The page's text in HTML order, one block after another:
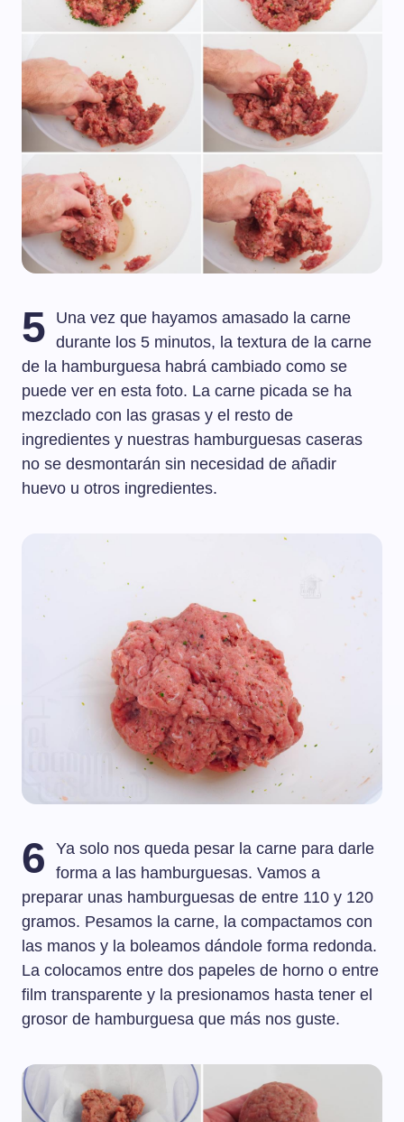
5
Una vez que hayamos amasado la carne
durante los 5 minutos, la textura de la carne
de la hamburguesa habrá cambiado como se
puede ver en esta foto. La carne picada se ha
mezclado con las grasas y el resto de
ingredientes y nuestras hamburguesas caseras
no se desmontarán sin necesidad de añadir
huevo u otros ingredientes.
6
Ya solo nos queda pesar la carne para darle
forma a las hamburguesas. Vamos a
preparar unas hamburguesas de entre 110 y 120
gramos. Pesamos la carne, la compactamos con
las manos y la boleamos dándole forma redonda.
La colocamos entre dos papeles de horno o entre
film transparente y la presionamos hasta tener el
grosor de hamburguesa que más nos guste.